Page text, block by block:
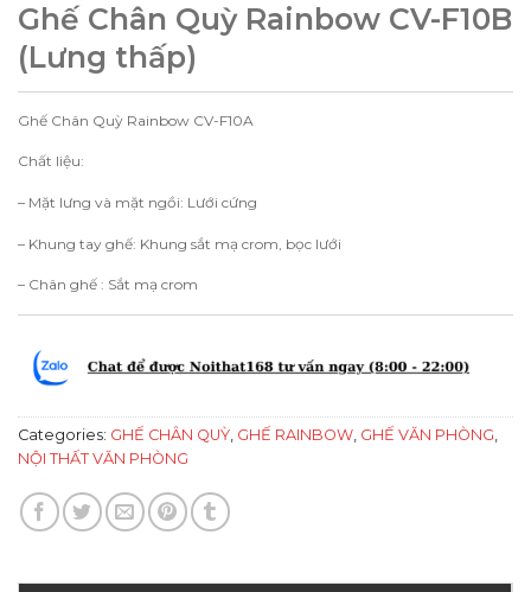
Ghế Chân Quỳ Rainbow CV-F10B
(Lưng thấp)
Ghế Chân Quỳ Rainbow CV-F10A
Chất liệu:
– Mặt lưng và mặt ngồi: Lưới cứng
– Khung tay ghế: Khung sắt mạ crom, bọc lưới
– Chân ghế : Sắt mạ crom
Categories: GHẾ CHÂN QUỲ GHẾ RAINBOW GHẾ VĂN PHÒNG
NỘI THẤT VĂN PHÒNG